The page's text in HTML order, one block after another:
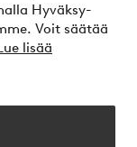
Hyväksy-
Voit säätää
lisää